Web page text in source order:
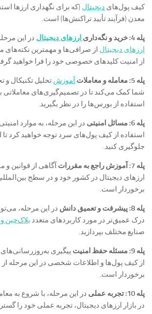
کیف پول‌های دیجیتال (که برای نگهداری ارزها
معدن (فرآیند تأیید تراکنش‌ها) است.
پله 4: خرید و نگه‌داری ارزهای دیجیتال در این
ارزهای دیجیتال از صرافی‌ها و مهمترین
از امنیت کلیدهای خصوصی خود را فرا خواهید
پله 5: معامله و معاملات آموزش تحلیل تکنیکال و
شما کمک می‌کند تا در تصمیم‌گیری‌های معاملاتی
استفاده از بورس‌ها را در نظر بگیرید.
پله 6: مسائل امنیتی
در این مرحله، به موارد
استفاده از کیف پول‌های سرد توجه خواهید کرد تا
جلوگیری کنید.
پله 7: آموزش راجع به مقررات
آگاهی از قوانین
ارزهای دیجیتال در کشور خود و در سطح
برخوردار است.
پله 8: پیشرفت و تعمیق دانش
در این مرحله،
درک عمیق‌تر در مورد کاربردهای متعدد بلاک‌چین
صنایع مختلف بپردازید.
پله 9: مسئله حفظ امنیت
پیگیری
از کیف پول‌ها و اطلاعات شخصی در این مرحله
برخوردار است.
پله 10: تجربه عملی
در این مرحله، با شروع به
در بازار ارزهای دیجیتال، تجربه عملی خود را